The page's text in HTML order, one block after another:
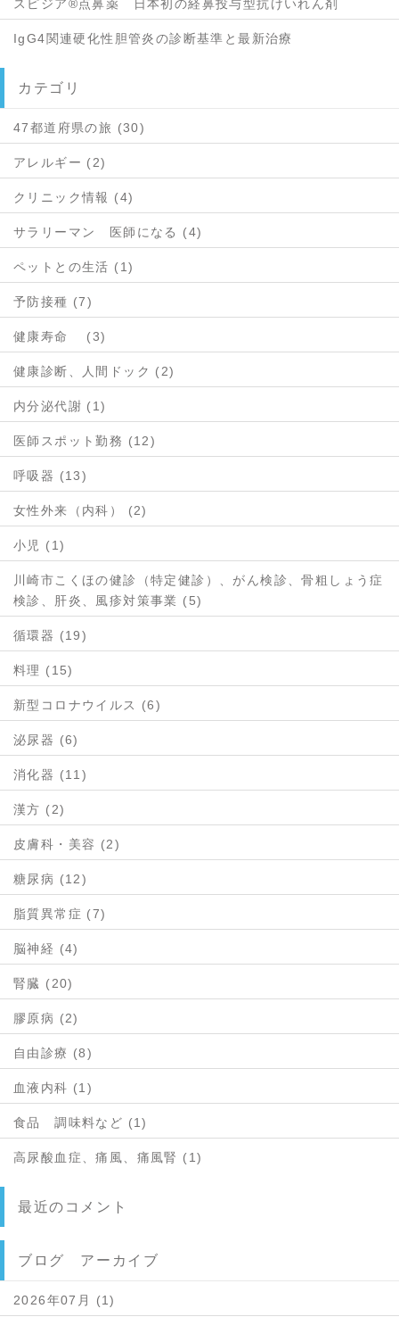
スピジア®点鼻薬 日本初の経鼻投与型抗けいれん剤
IgG4関連硬化性胆管炎の診断基準と最新治療
カテゴリ
47都道府県の旅 (30)
アレルギー (2)
クリニック情報 (4)
サラリーマン 医師になる (4)
ペットとの生活 (1)
予防接種 (7)
健康寿命 (3)
健康診断、人間ドック (2)
内分泌代謝 (1)
医師スポット勤務 (12)
呼吸器 (13)
女性外来（内科） (2)
小児 (1)
川崎市こくほの健診（特定健診）、がん検診、骨粗しょう症
検診、肝炎、風疹対策事業 (5)
循環器 (19)
料理 (15)
新型コロナウイルス (6)
泌尿器 (6)
消化器 (11)
漢方 (2)
皮膚科・美容 (2)
糖尿病 (12)
脂質異常症 (7)
脳神経 (4)
腎臓 (20)
膠原病 (2)
自由診療 (8)
血液内科 (1)
食品 調味料など (1)
高尿酸血症、痛風、痛風腎 (1)
最近のコメント
ブログ アーカイブ
2026年07月 (1)